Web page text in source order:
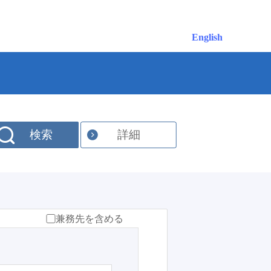
English
検索 詳細
兼務先を含める